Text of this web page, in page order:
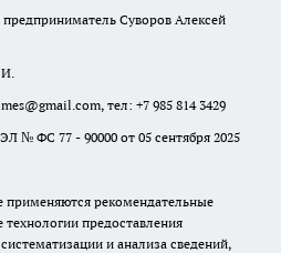
Суворов Алексей
И.
тел: +7 985 814 3429
№ ФС 77 - 90000 от 05 сентября 2025
рекомендательные
предоставления
и анализа сведений,